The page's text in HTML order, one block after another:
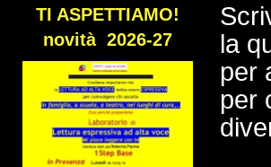
la
per
per
TI ASPETTIAMO!
novità 2026-27